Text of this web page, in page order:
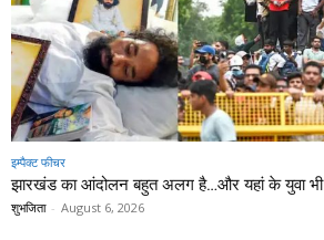
इम्पैक्ट फीचर
झारखंड का आंदोलन बहुत अलग है…और यहां के युवा भी
शुभजिता - August 6, 2026